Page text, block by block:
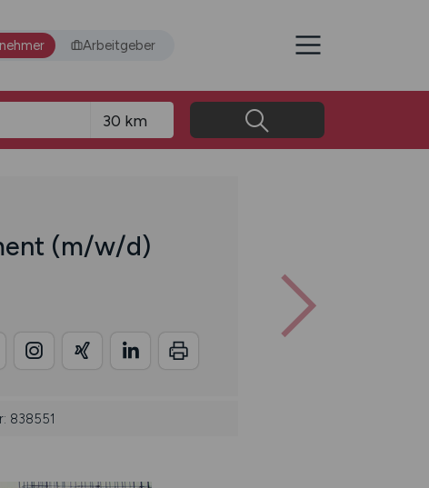
Arbeitgeber
(m/w/d)
838551